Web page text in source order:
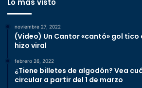
Lo más visto
noviembre 27, 2022
(Video) Un Cantor «cantó» gol tico
hizo viral
febrero 26, 2022
¿Tiene billetes de algodón? Vea
circular a partir del 1 de marzo